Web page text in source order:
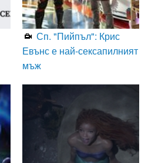
Сп. "Пийпъл": Крис
Евънс е най-сексапилният
мъж